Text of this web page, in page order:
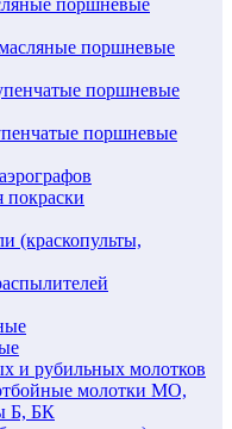
поршневые
поршневые
поршневые
покраски
(краскопульты,
и рубильных молотков
молотки МО,
Б, БК